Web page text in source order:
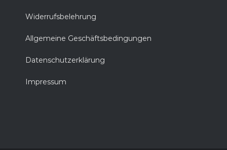
Widerrufsbelehrung
Allgemeine Geschäftsbedingungen
Datenschutzerklärung
Impressum